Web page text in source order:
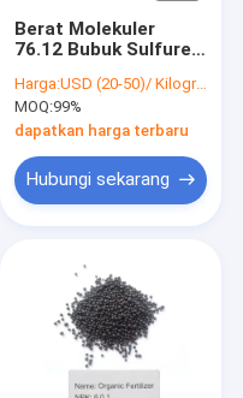
Berat Molekuler
76.12 Bubuk Sulfurea
Industri
Harga:USD (20-50)/ Kilogram
MOQ:99%
dapatkan harga terbaru
Hubungi sekarang